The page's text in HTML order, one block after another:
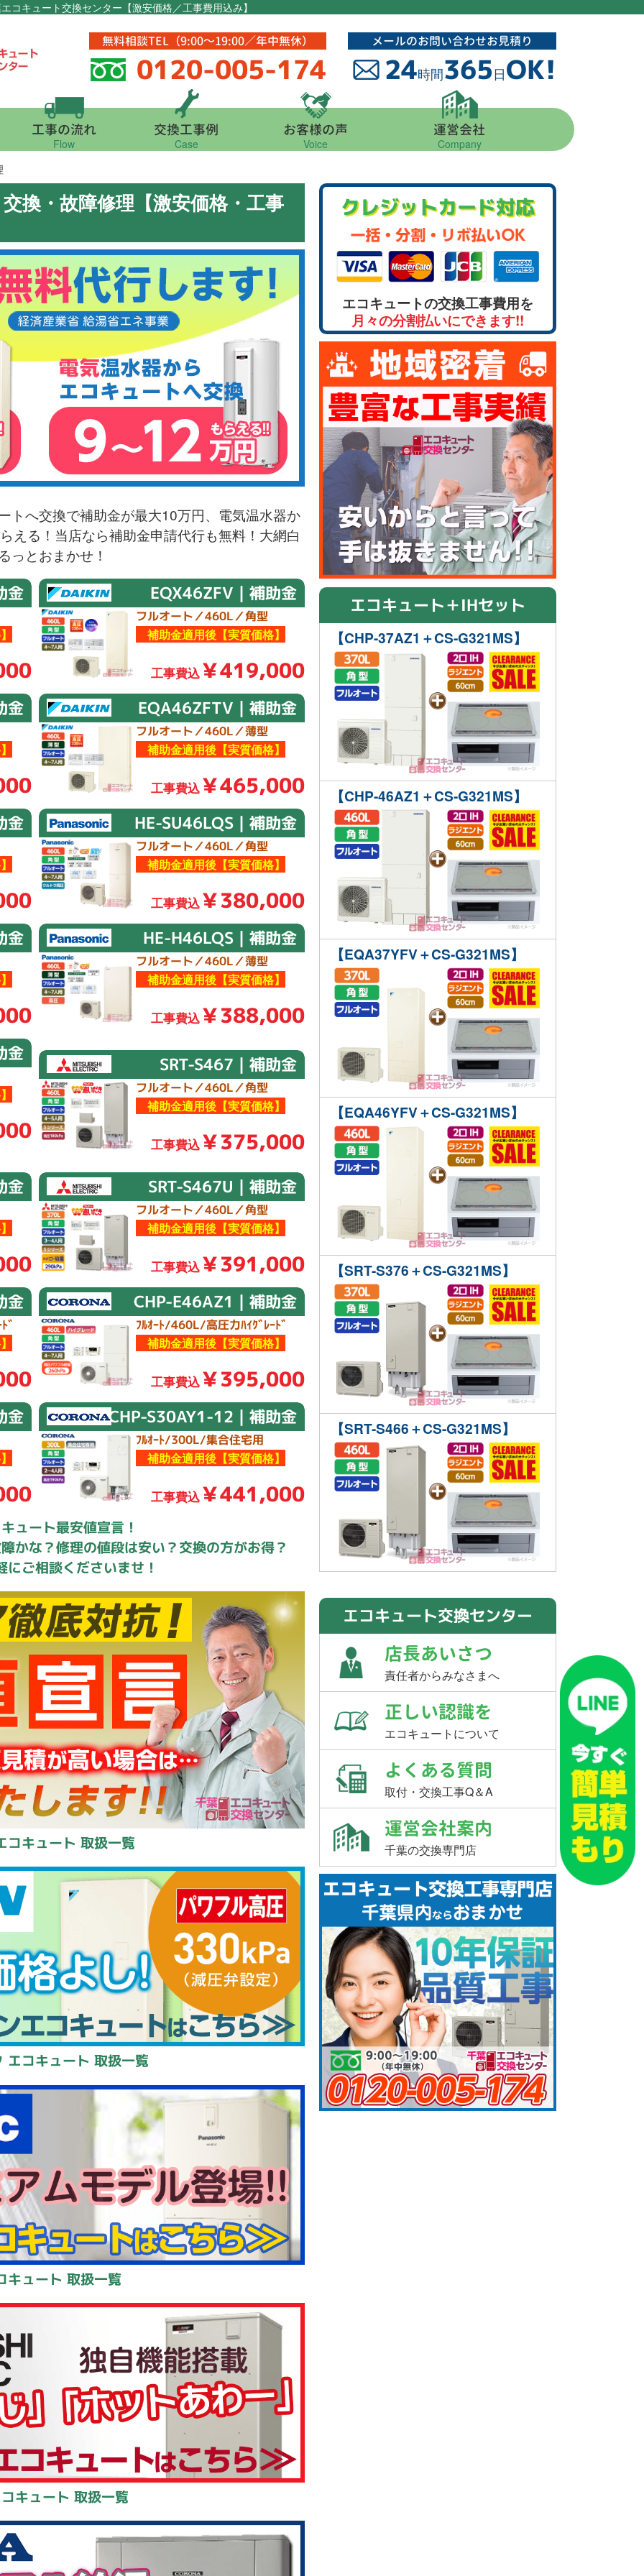
コキュート交換センター【激安価格／工事費用込み】
無料相談TEL（9:00～19:00／年中無休）
0120-005-174
メールのお問い合わせお見積り
24時間365日OK!
工事の流れ
Flow
交換工事例
Case
お客様の声
Voice
運営会社
Company
換・故障修理【激安価格・工事
トへ交換で補助金が最大10万円、電気温水器か
える！当店なら補助金申請代行も無料！大網白
っとおまかせ！
金 EQX46ZFV｜補助金
フルオート／460L／角型
補助金適用後【実質価格】
工事費込￥419,000
金 EQA46ZFTV｜補助金
フルオート／460L／薄型
補助金適用後【実質価格】
工事費込￥465,000
金 HE-SU46LQS｜補助金
フルオート／460L／角型
補助金適用後【実質価格】
工事費込￥380,000
金 HE-H46LQS｜補助金
フルオート／460L／薄型
補助金適用後【実質価格】
工事費込￥388,000
金
SRT-S467｜補助金
フルオート／460L／角型
補助金適用後【実質価格】
工事費込￥375,000
金 SRT-S467U｜補助金
フルオート／460L／角型
補助金適用後【実質価格】
工事費込￥391,000
金
ﾞ
CHP-E46AZ1｜補助金
ﾌﾙｵｰﾄ/460L/高圧力ﾊｲｸﾞﾚｰﾄﾞ
補助金適用後【実質価格】
工事費込￥395,000
金 CHP-S30AY1-12｜補助金
ﾌﾙｵｰﾄ/300L/集合住宅用
補助金適用後【実質価格】
工事費込￥441,000
ュート最安値宣言！
かな？修理の値段は安い？交換の方がお得？
にご相談くださいませ！
コキュート 取扱一覧
エコキュート 取扱一覧
キュート 取扱一覧
キュート 取扱一覧
クレジットカード対応
エコキュートの交換工事費用を
月々の分割払いにできます!!
エコキュート＋IHセット
【CHP-37AZ1＋CS-G321MS】
【CHP-46AZ1＋CS-G321MS】
【EQA37YFV＋CS-G321MS】
【EQA46YFV＋CS-G321MS】
【SRT-S376＋CS-G321MS】
【SRT-S466＋CS-G321MS】
エコキュート交換センター
店長あいさつ
責任者からみなさまへ
正しい認識を
エコキュートについて
よくある質問
取付・交換工事Q＆A
運営会社案内
千葉の交換専門店